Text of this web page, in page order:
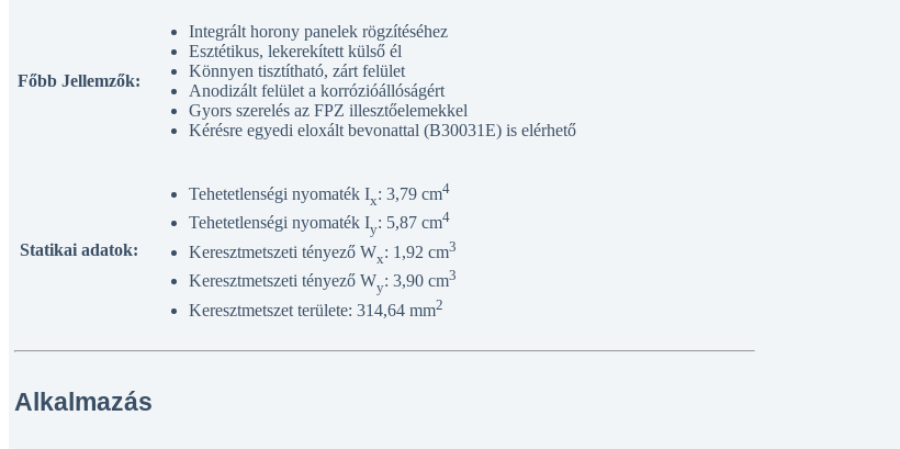
Főbb Jellemzők:
Integrált horony panelek rögzítéséhez
Esztétikus, lekerekített külső él
Könnyen tisztítható, zárt felület
Anodizált felület a korrózióállóságért
Gyors szerelés az FPZ illesztőelemekkel
Kérésre egyedi eloxált bevonattal (B30031E) is elérhető
Statikai adatok:
Tehetetlenségi nyomaték Ix: 3,79 cm4
Tehetetlenségi nyomaték Iy: 5,87 cm4
Keresztmetszeti tényező Wx: 1,92 cm3
Keresztmetszeti tényező Wy: 3,90 cm3
Keresztmetszet területe: 314,64 mm2
Alkalmazás